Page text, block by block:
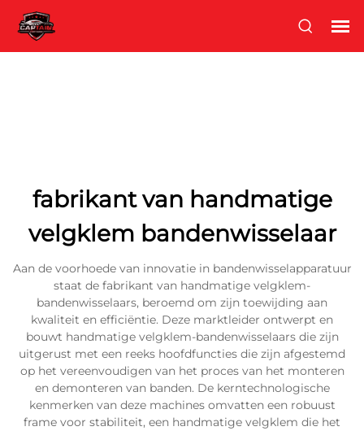
fabrikant van handmatige
velgklem bandenwisselaar
Aan de voorhoede van innovatie in bandenwisselapparatuur
staat de fabrikant van handmatige velgklem-
bandenwisselaars, beroemd om zijn toewijding aan
kwaliteit en efficiëntie. Deze marktleider ontwerpt en
bouwt handmatige velgklem-bandenwisselaars die zijn
uitgerust met een reeks hoofdfuncties die zijn afgestemd
op het vereenvoudigen van het proces van het monteren
en demonteren van banden. De kerntechnologische
kenmerken van deze machines omvatten een robuust
frame voor stabiliteit, een handmatige velgklem die het